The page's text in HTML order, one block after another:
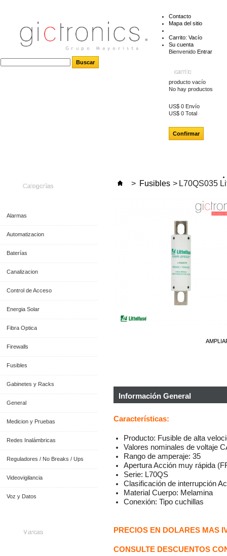
Contacto
Mapa del sitio
Carrito: Vacío
Su cuenta
Bienvenido Entrar
carrito
producto vacío
No hay productos
US$ 0 Envío
US$ 0 Total
Confirmar
Categorías
Alarmas
Automatizacion
Baterías
Canalizacion
Control de Acceso
Energia Solar
Fibra Optica
Firewalls
Fusibles
Gabinetes y Racks
General
Medicion y Pruebas
Redes Inalámbricas
Reguladores / No Breaks / Ups
Videovigilancia
Voz y Datos
Marcas
> Fusibles > L70QS035
Información General
Características:
Producto: Fusible de alta
Valores nominales de voltaje
Rango de amperaje: 35
Apertura Acción muy rápida
Serie: L70QS
Clasificación de interrupción
Material Cuerpo: Melamina
Conexión: Tipo cuchillas
PRECIOS EN DOLARES MAS
CONSULTE DESCUENTOS